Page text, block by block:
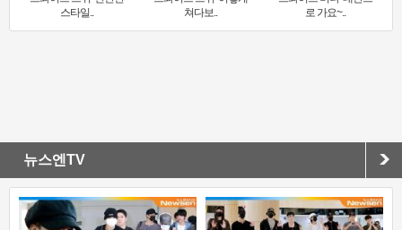
스타일..
쳐다보..
로 가요~..
뉴스엔TV